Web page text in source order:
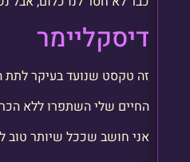
דיסקליימר
זה טקסט שנועד בעיקר
החיים שלי השתפרו ללא
אני חושב שככל שיותר טוב